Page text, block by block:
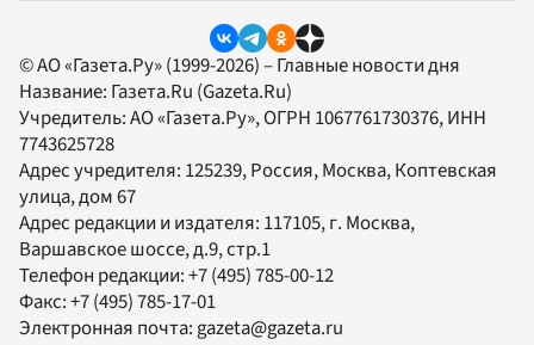
© АО «Газета.Ру» (1999-2026) – Главные новости дня
Название: Газета.Ru (Gazeta.Ru)
Учредитель:АО «Газета.Ру», ОГРН 1067761730376, ИНН
7743625728
Адрес учредителя: 125239, Россия, Москва, Коптевская
улица, дом 67
Адрес редакции и издателя: 117105, г. Москва,
Варшавское шоссе, д.9, стр.1
Телефон редакции:+7 (495) 785-00-12
Факс:+7 (495) 785-17-01
Электронная почта:gazeta@gazeta.ru